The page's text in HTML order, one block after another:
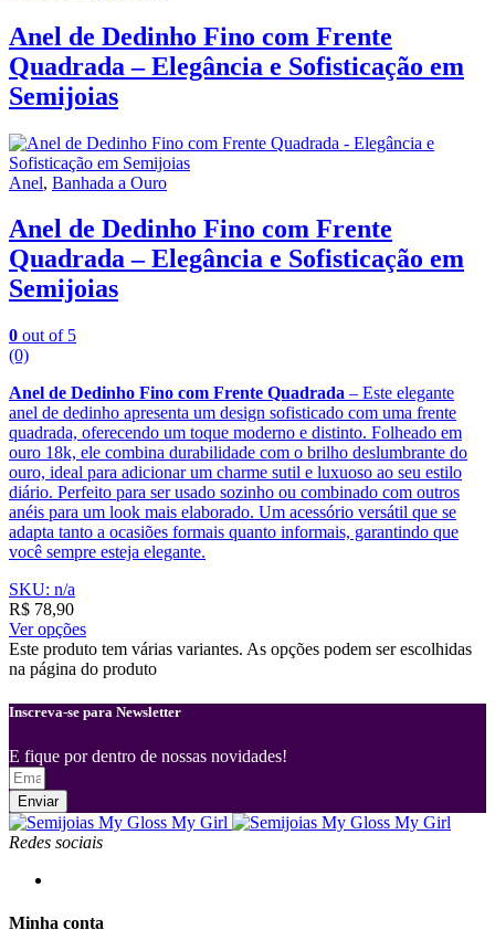
Anel de Dedinho Fino com Frente
Quadrada – Elegância e Sofisticação em
Semijoias
Anel, Banhada a Ouro
Anel de Dedinho Fino com Frente
Quadrada – Elegância e Sofisticação em
Semijoias
0 out of 5
(0)
Anel de Dedinho Fino com Frente Quadrada – Este elegante
anel de dedinho apresenta um design sofisticado com uma frente
quadrada, oferecendo um toque moderno e distinto. Folheado em
ouro 18k, ele combina durabilidade com o brilho deslumbrante do
ouro, ideal para adicionar um charme sutil e luxuoso ao seu estilo
diário. Perfeito para ser usado sozinho ou combinado com outros
anéis para um look mais elaborado. Um acessório versátil que se
adapta tanto a ocasiões formais quanto informais, garantindo que
você sempre esteja elegante.
SKU: n/a
R$ 78,90
Ver opções
Este produto tem várias variantes. As opções podem ser escolhidas
na página do produto
Inscreva-se para Newsletter
E fique por dentro de nossas novidades!
Enviar
Redes sociais
Minha conta